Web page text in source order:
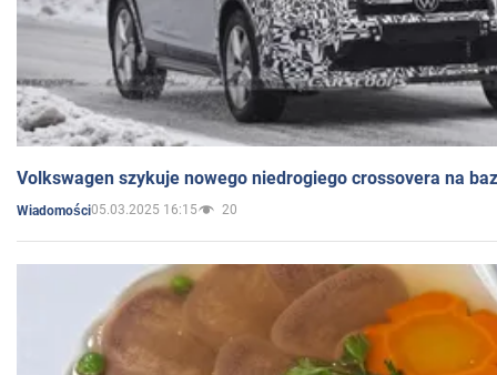
Volkswagen szykuje nowego niedrogiego crossovera na
Wiadomości05.03.2025 16:15 20